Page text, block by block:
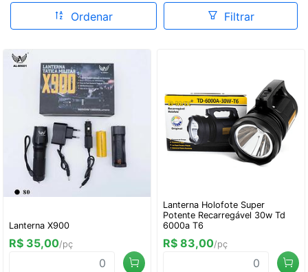
Ordenar Filtrar
Lanterna X900
R$ 35,00/pç
Lanterna Holofote Super
Potente Recarregável 30w Td
6000a T6
R$ 83,00/pç